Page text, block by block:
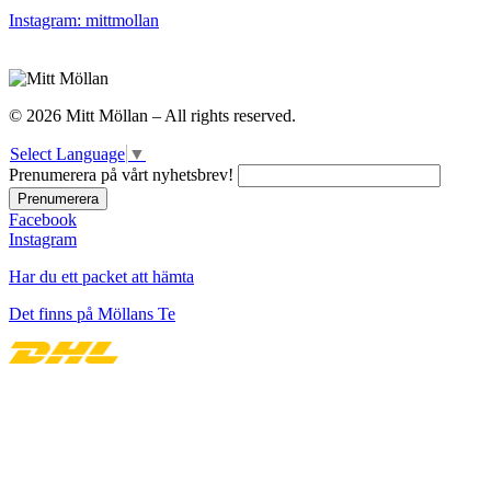
Instagram: mittmollan
© 2026 Mitt Möllan – All rights reserved.
Select Language ▼
Prenumerera på vårt nyhetsbrev!
Facebook
Instagram
Har du ett packet att hämta
Det finns på Möllans Te